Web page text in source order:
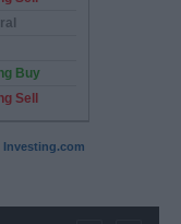
Investing.com